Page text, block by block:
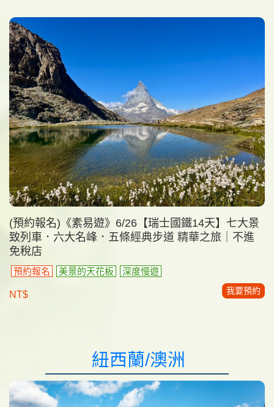
(預約報名)《素易遊》6/26【瑞士國鐵14天】七大景
致列車．六大名峰．五條經典步道 精華之旅｜不進
免稅店
預約報名 美景的天花板 深度慢遊
NT$ 我要預約
紐西蘭/澳洲